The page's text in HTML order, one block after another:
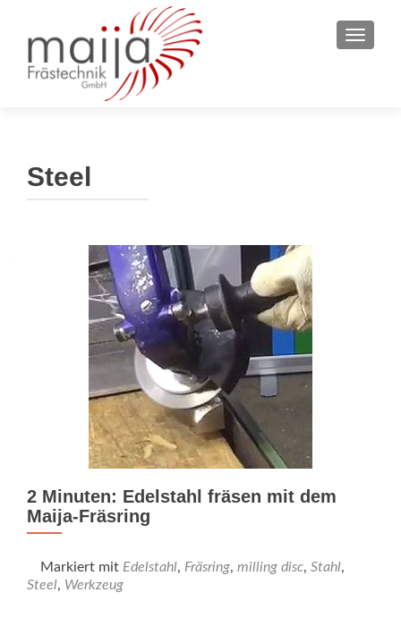
Steel
2 Minuten: Edelstahl fräsen mit dem
Maija-Fräsring
Markiert mit Edelstahl, Fräsring, milling disc, Stahl,
Steel, Werkzeug